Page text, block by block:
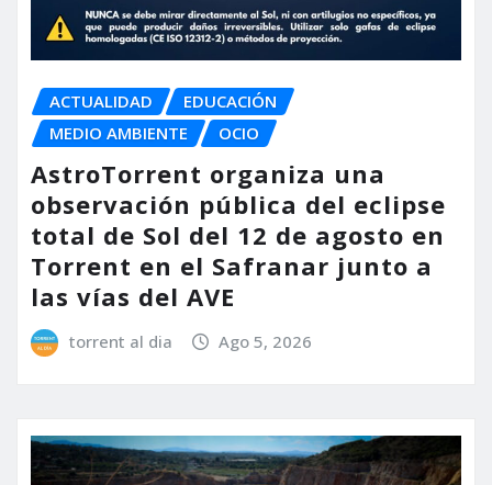
ACTUALIDAD
EDUCACIÓN
MEDIO AMBIENTE
OCIO
AstroTorrent organiza una
observación pública del eclipse
total de Sol del 12 de agosto en
Torrent en el Safranar junto a
las vías del AVE
torrent al dia Ago 5, 2026